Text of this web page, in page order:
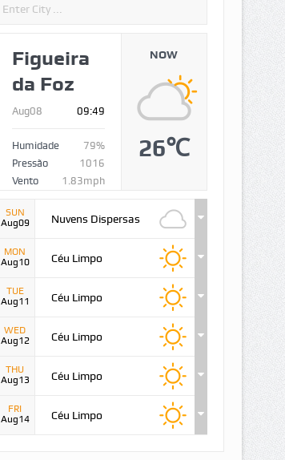
Figueira
da Foz
Aug08 09:49
Humidade
79%
Pressão
1016
Vento
1.83mph
NOW
26℃
SUN
Aug09
Nuvens Dispersas
MON
Aug10
Céu Limpo
TUE
Aug11
Céu Limpo
WED
Aug12
Céu Limpo
THU
Aug13
Céu Limpo
FRI
Aug14
Céu Limpo